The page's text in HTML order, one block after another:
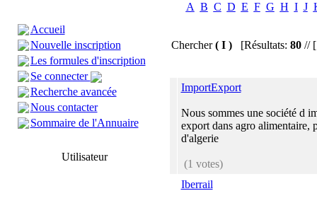
Accueil
Nouvelle inscription
Les formules d'inscription
Se connecter
Recherche avancée
Nous contacter
Sommaire de l'Annuaire
Utilisateur
A B C D E F G H I J
Chercher( I ) [Résultats: 80 //
ImportExport
Nous sommes une société d
export dans agro alimentaire,
d'algerie
(1 votes)
Iberrail